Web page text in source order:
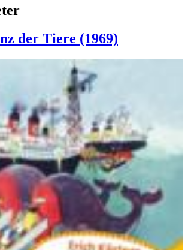
der Tiere (1969)